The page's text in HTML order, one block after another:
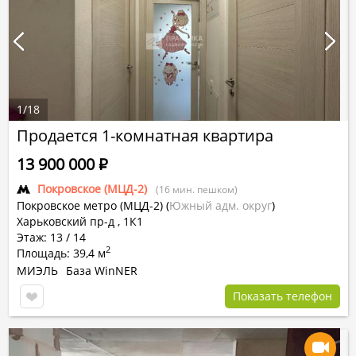
Продается 1-комнатная квартира
Покровское (МЦД-2) (16 мин. пешком)
Покровское метро (МЦД-2) (Южный адм. округ)
Харьковский пр-д , 1К1
Этаж: 13 / 14
Площадь: 39,4 м2
13 900 000Р
МИЭЛЬ База WinNER
Показать телефон
1/18